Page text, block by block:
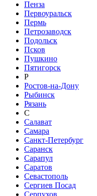
Пенза
Первоуральск
Пермь
Петрозаводск
Подольск
Псков
Пушкино
Пятигорск
Р
Ростов-на-Дону
Рыбинск
Рязань
С
Салават
Самара
Санкт-Петербург
Саранск
Сарапул
Саратов
Севастополь
Сергиев Посад
Серпухов